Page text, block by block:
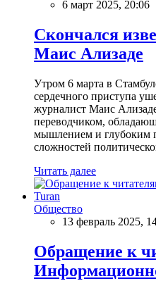
6 март 2025, 20:06
Скончался
Маис Ализаде
Утром 6 марта в
сердечного приступа
журналист Маис
переводчиком,
мышлением и глубоким
сложностей
Читать далее
Общество
13 февраль 2025,
Обращение к